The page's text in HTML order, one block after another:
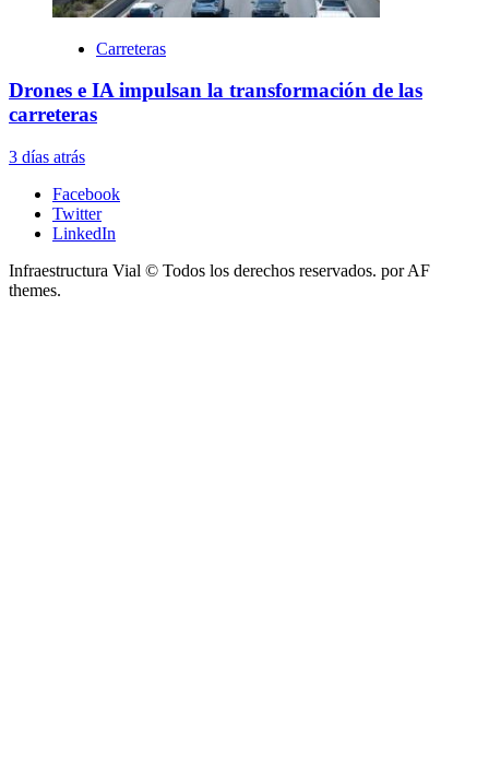
Carreteras
Drones e IA impulsan la transformación de las
carreteras
3 días atrás
Facebook
Twitter
LinkedIn
Infraestructura Vial © Todos los derechos reservados. por AF
themes.